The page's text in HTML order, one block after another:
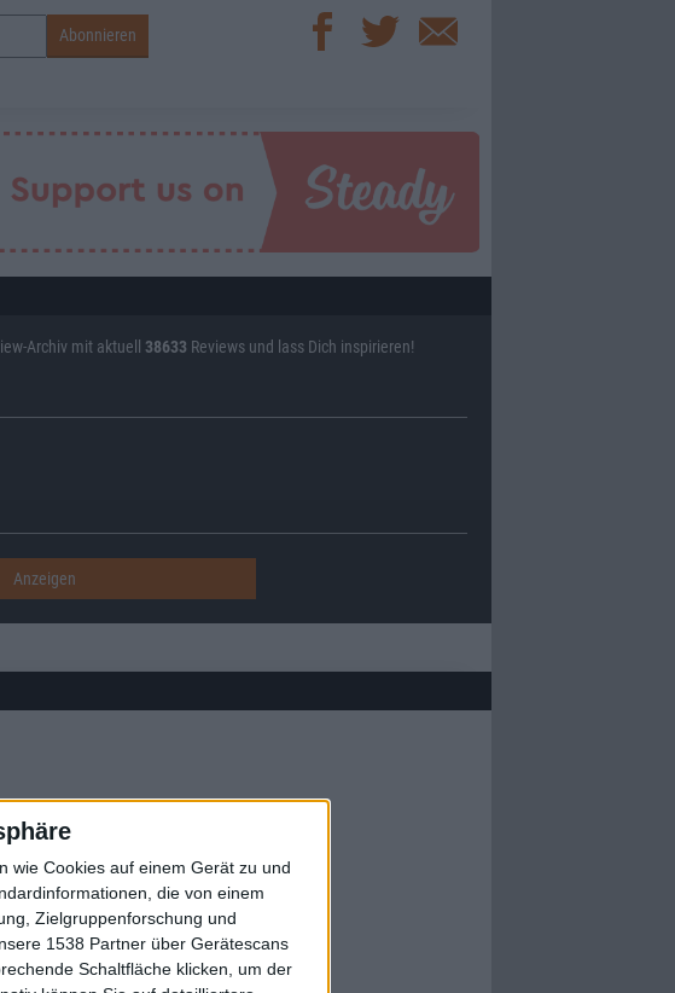
wie Cookies auf einem Gerät zu und
die von einem
Zielgruppenforschung und
1538 Partner über Gerätescans
Schaltfläche klicken, um der
Archiv mit aktuell 38633 Reviews und lass Dich inspirieren!